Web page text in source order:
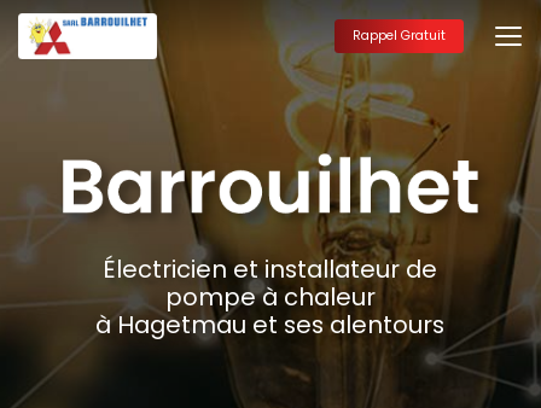
Aller
contenu
Rappel Gratuit
Électricien et installateur de
pompe à chaleur
à Hagetmau et ses alentours